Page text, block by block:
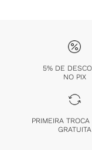
5% DE
NO PIX
PRIMEIRA TROCA
GRATUITA